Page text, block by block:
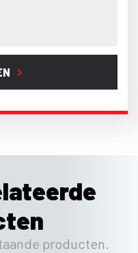
producten.